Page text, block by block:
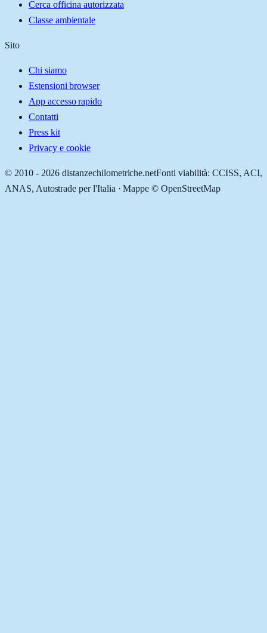
Cerca officina autorizzata
Classe ambientale
Sito
Chi siamo
Estensioni browser
App accesso rapido
Contatti
Press kit
Privacy e cookie
© 2010 - 2026 distanzechilometriche.netFonti viabilità: CCISS, ACI,
ANAS, Autostrade per l'Italia · Mappe © OpenStreetMap